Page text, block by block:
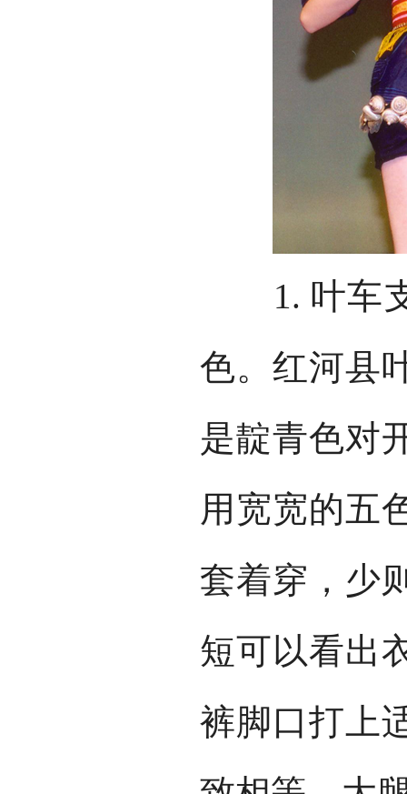
1. 叶车支
色。红河县
是靛青色对
用宽宽的五
套着穿，少
短可以看出
裤脚口打上